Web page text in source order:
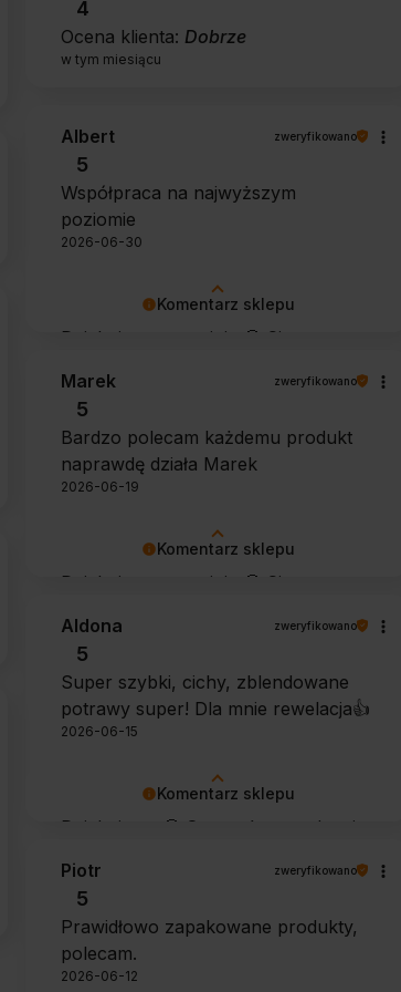
4
Ocena klienta: Dobrze
w tym miesiącu
Komentarz sklepu
Dziękujemy za opinię 🙂 Cieszymy
zakup spełniły Pana oczekiwania.
Dziękujemy za zaufanie.
Albert zweryfikowano
5
Współpraca na najwyższym
poziomie
2026-06-30
Komentarz sklepu
Dziękujemy za opinię 🙂 Cieszymy
potwierdził swoją skuteczność.
Marek zweryfikowano
5
Bardzo polecam każdemu produkt
naprawdę działa Marek
2026-06-19
Komentarz sklepu
Dziękujemy 🙂 Super, że urządzenie
użytkowaniu. Życzymy wielu
udanych kulinarnych inspiracji!
Aldona zweryfikowano
5
Super szybki, cichy, zblendowane
potrawy super! Dla mnie rewelacja👍️
2026-06-15
Piotr zweryfikowano
5
Prawidłowo zapakowane produkty,
polecam.
2026-06-12